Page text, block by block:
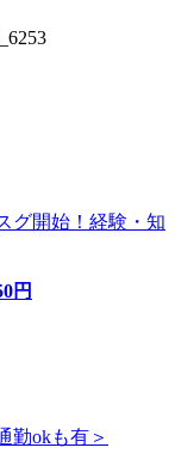
グ開始！経験・知
円
勤okも有＞